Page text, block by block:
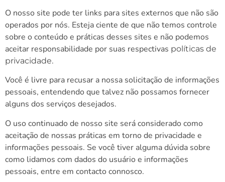
O nosso site pode ter links para sites externos que não são
operados por nós. Esteja ciente de que não temos controle
sobre o conteúdo e práticas desses sites e não podemos
aceitar responsabilidade por suas respectivas políticas de
privacidade.
Você é livre para recusar a nossa solicitação de informações
pessoais, entendendo que talvez não possamos fornecer
alguns dos serviços desejados.
O uso continuado de nosso site será considerado como
aceitação de nossas práticas em torno de privacidade e
informações pessoais. Se você tiver alguma dúvida sobre
como lidamos com dados do usuário e informações
pessoais, entre em contacto connosco.